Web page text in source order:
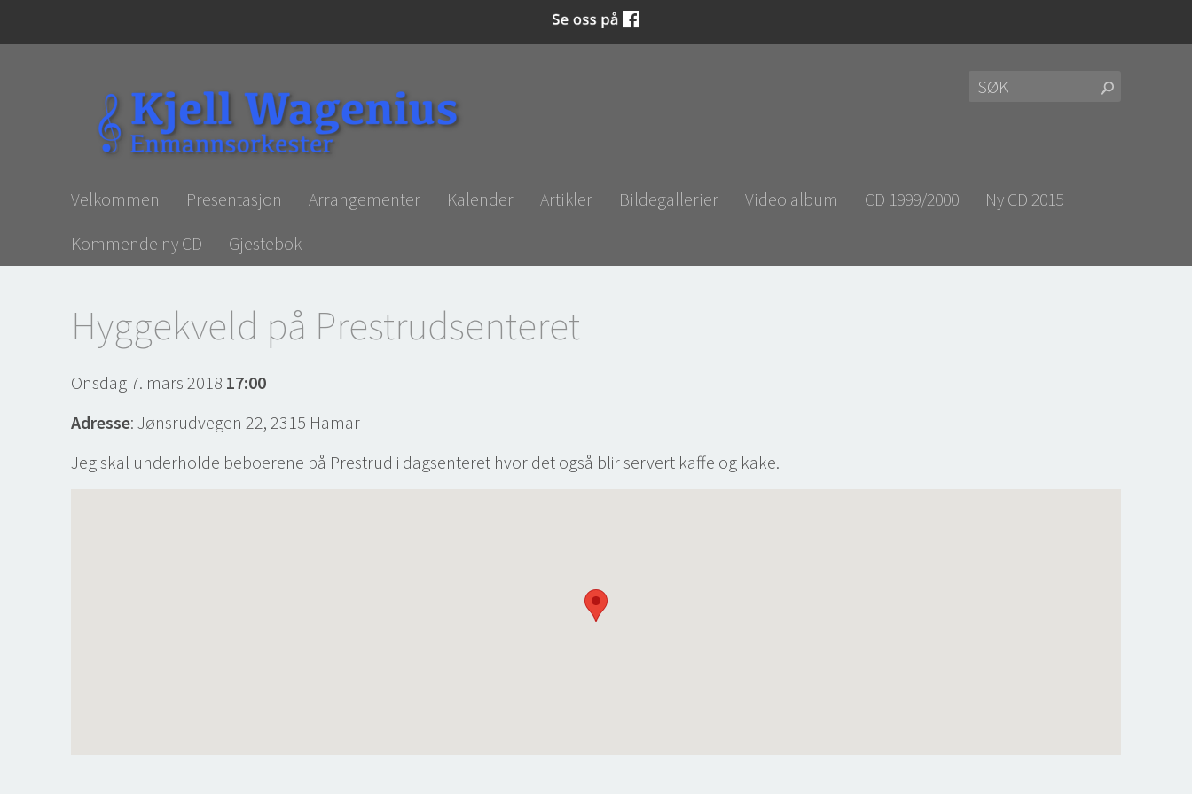
Velkommen Presentasjon Arrangementer Kalender Artikler Bildegallerier Video album CD 1999/2000
Ny CD 2015
Kommende ny CD
Gjestebok
Hyggekveld på Prestrudsenteret
Onsdag 7. mars 2018 17:00
Adresse: Jønsrudvegen 22, 2315 Hamar
Jeg skal underholde beboerene på Prestrud i dagsenteret hvor det også blir servert kaffe og kake.